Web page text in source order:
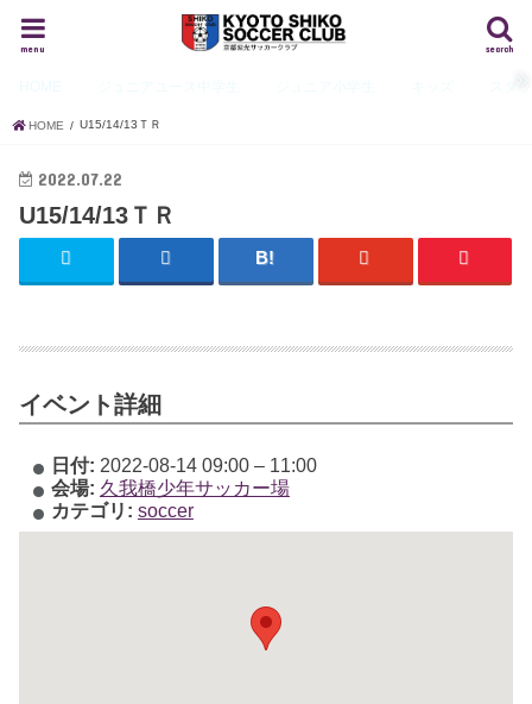
search
menu
HOME U15/14/13ＴＲ
2022.07.22
U15/14/13ＴＲ
イベント詳細
日付: 2022-08-14 09:00– 11:00
会場: 久我橋少年サッカー場
カテゴリ: soccer